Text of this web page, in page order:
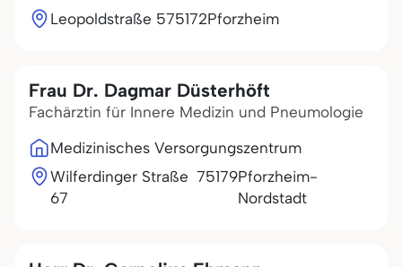
Leopoldstraße 575172Pforzheim
Frau Dr. Dagmar Düsterhöft
Fachärztin für Innere Medizin und Pneumologie
Medizinisches Versorgungszentrum
Wilferdinger Straße
67
75179Pforzheim-
Nordstadt